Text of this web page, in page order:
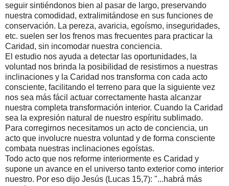
seguir sintiéndonos bien al pasar de largo, preservando
nuestra comodidad, extralimitándose en sus funciones de
conservación. La pereza, avaricia, egoísmo, inseguridades,
etc. suelen ser los frenos mas frecuentes para practicar la
Caridad, sin incomodar nuestra conciencia.
El estudio nos ayuda a detectar las oportunidades, la
voluntad nos brinda la posibilidad de resistirnos a nuestras
inclinaciones y la Caridad nos transforma con cada acto
consciente, facilitando el terreno para que la siguiente vez
nos sea más fácil actuar correctamente hasta alcanzar
nuestra completa transformación interior. Cuando la Caridad
sea la expresión natural de nuestro espíritu sublimado.
Para corregirnos necesitamos un acto de conciencia, un
acto que involucre nuestra voluntad y de forma consciente
combata nuestras inclinaciones egoístas.
Todo acto que nos reforme interiormente es Caridad y
supone un avance en el universo tanto exterior como interior
nuestro. Por eso dijo Jesús (Lucas 15,7): "...habrá más